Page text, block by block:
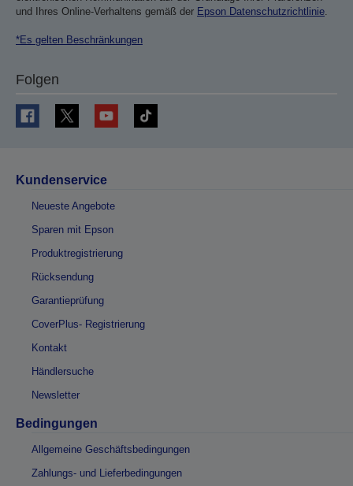
und Ihres Online-Verhaltens gemäß der Epson Datenschutzrichtlinie.
*Es gelten Beschränkungen
Folgen
Kundenservice
Neueste Angebote
Sparen mit Epson
Produktregistrierung
Rücksendung
Garantieprüfung
CoverPlus- Registrierung
Kontakt
Händlersuche
Newsletter
Bedingungen
Allgemeine Geschäftsbedingungen
Zahlungs- und Lieferbedingungen